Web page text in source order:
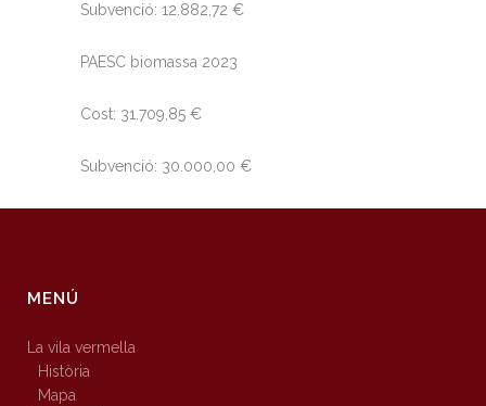
Subvenció: 12.882,72 €
PAESC biomassa 2023
Cost: 31.709,85 €
Subvenció: 30.000,00 €
MENÚ
La vila vermella
Història
Mapa